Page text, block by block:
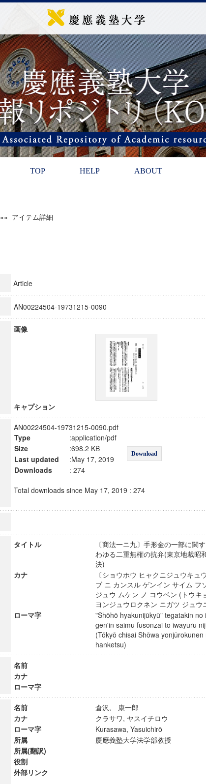
TOP HELP ABOUT
»» アイテム詳細
Article
AN00224504-19731215-0090
画像
キャプション
AN00224504-19731215-0090.pdf
Type
:application/pdf
Download
Size
:698.2 KB
Last updated
:May 17, 2019
Downloads
: 274
Total downloads since May 17, 2019 : 274
タイトル
〔商法一ニ九〕手形金の一部に関
わゆる二重無権の抗弁(東京地裁昭
決)
カナ
〔ショウホウ ヒャクニジュウキュ
ブ ニ カンスル ゲンイン サイム フ
ジュウ ムケン ノ コウベン (トウキ
ヨンジュウロクネン ニガツ ジュ
ローマ字
"Shōhō hyakunijūkyū" tegatakin no
gen'in saimu fusonzai to iwayuru
(Tōkyō chisai Shōwa
hanketsu)
名前
カナ
ローマ字
名前
倉沢, 康一郎
カナ
クラサワ, ヤスイチロウ
ローマ字
Kurasawa, Yasuichirō
所属
慶應義塾大学法学部教授
所属(翻訳)
役割
外部リンク